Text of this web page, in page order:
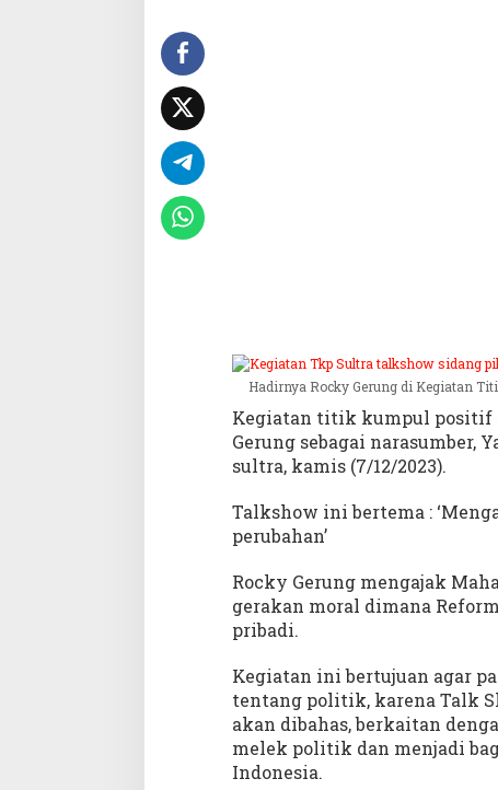
i
d
n
g
p
k
i
a
n
H
r
i
r
k
a
Hadirnya Rocky Gerung di Kegiatan
Kegiatan titik kumpul positif
Gerung sebagai narasumber,
sultra, kamis (7/12/2023).
Talkshow ini bertema :
perubahan’
Rocky Gerung mengajak
gerakan moral dimana
pribadi.
Kegiatan ini bertujuan agar
tentang politik, karena Talk
akan dibahas, berkaitan
melek politik dan menjadi
Indonesia.